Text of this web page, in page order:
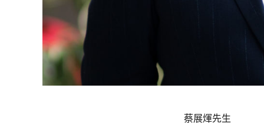
蔡展煇先生